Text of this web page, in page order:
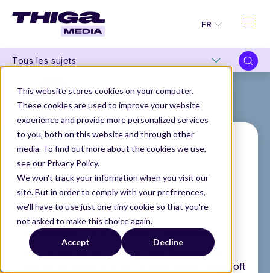
This website stores cookies on your computer.
These cookies are used to improve your website
experience and provide more personalized services
to you, both on this website and through other
media. To find out more about the cookies we use,
see our Privacy Policy.
We won't track your information when you visit our
site. But in order to comply with your preferences,
we'll have to use just one tiny cookie so that you're
not asked to make this choice again.
Accept Decline
FR
Tous les sujets
THIGA MEDIA NOS AUTEURS PAUL DEPRÉ
Paul Depré
Director Gaming, M&E and Sports, Europe
Paul a débuté sa carrière chez Widescreen
Games en 2006 et a par la suite rejoint Gameloft